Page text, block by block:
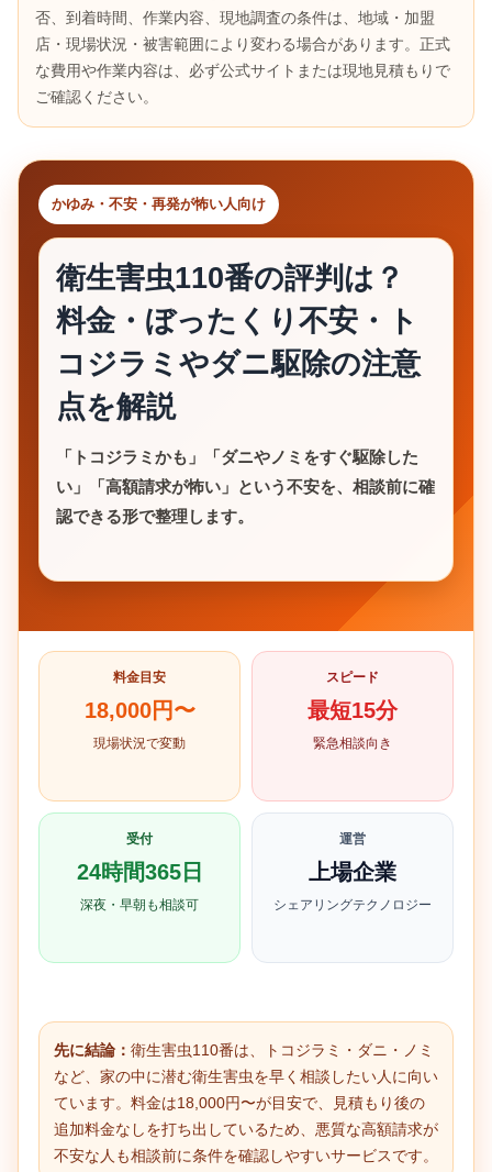
否、到着時間、作業内容、現地調査の条件は、地域・加盟
店・現場状況・被害範囲により変わる場合があります。正式
な費用や作業内容は、必ず公式サイトまたは現地見積もりで
ご確認ください。
かゆみ・不安・再発が怖い人向け
衛生害虫110番の評判は？
料金・ぼったくり不安・ト
コジラミやダニ駆除の注意
点を解説
「トコジラミかも」「ダニやノミをすぐ駆除した
い」「高額請求が怖い」という不安を、相談前に確
認できる形で整理します。
料金目安
18,000円〜
現場状況で変動
スピード
最短15分
緊急相談向き
受付
24時間365日
深夜・早朝も相談可
運営
上場企業
シェアリングテクノロジー
先に結論： 衛生害虫110番は、トコジラミ・ダニ・ノミ
など、家の中に潜む衛生害虫を早く相談したい人に向い
ています。料金は18,000円〜が目安で、見積もり後の
追加料金なしを打ち出しているため、悪質な高額請求が
不安な人も相談前に条件を確認しやすいサービスです。